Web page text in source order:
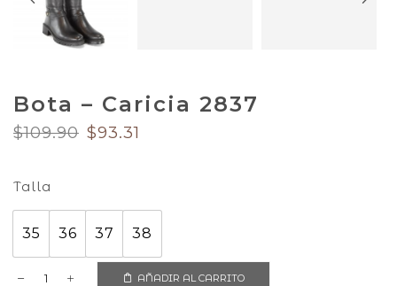
Bota – Caricia 2837
$109.90 El
$109.90.
$93.31
$93.31.
Talla
35 36 37 38
AÑADIR AL CARRITO